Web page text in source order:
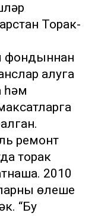
Торак-
фондыннан
алуга
һәм
ремонт
торак
2010
өлеше
“Бу